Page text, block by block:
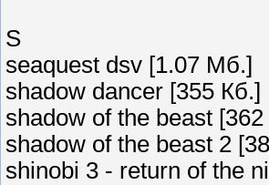
S
seaquest dsv [1.07 Мб.]
shadow dancer [355 Кб.]
shadow of the beast [362
shadow of the beast 2
shinobi 3 - return of the